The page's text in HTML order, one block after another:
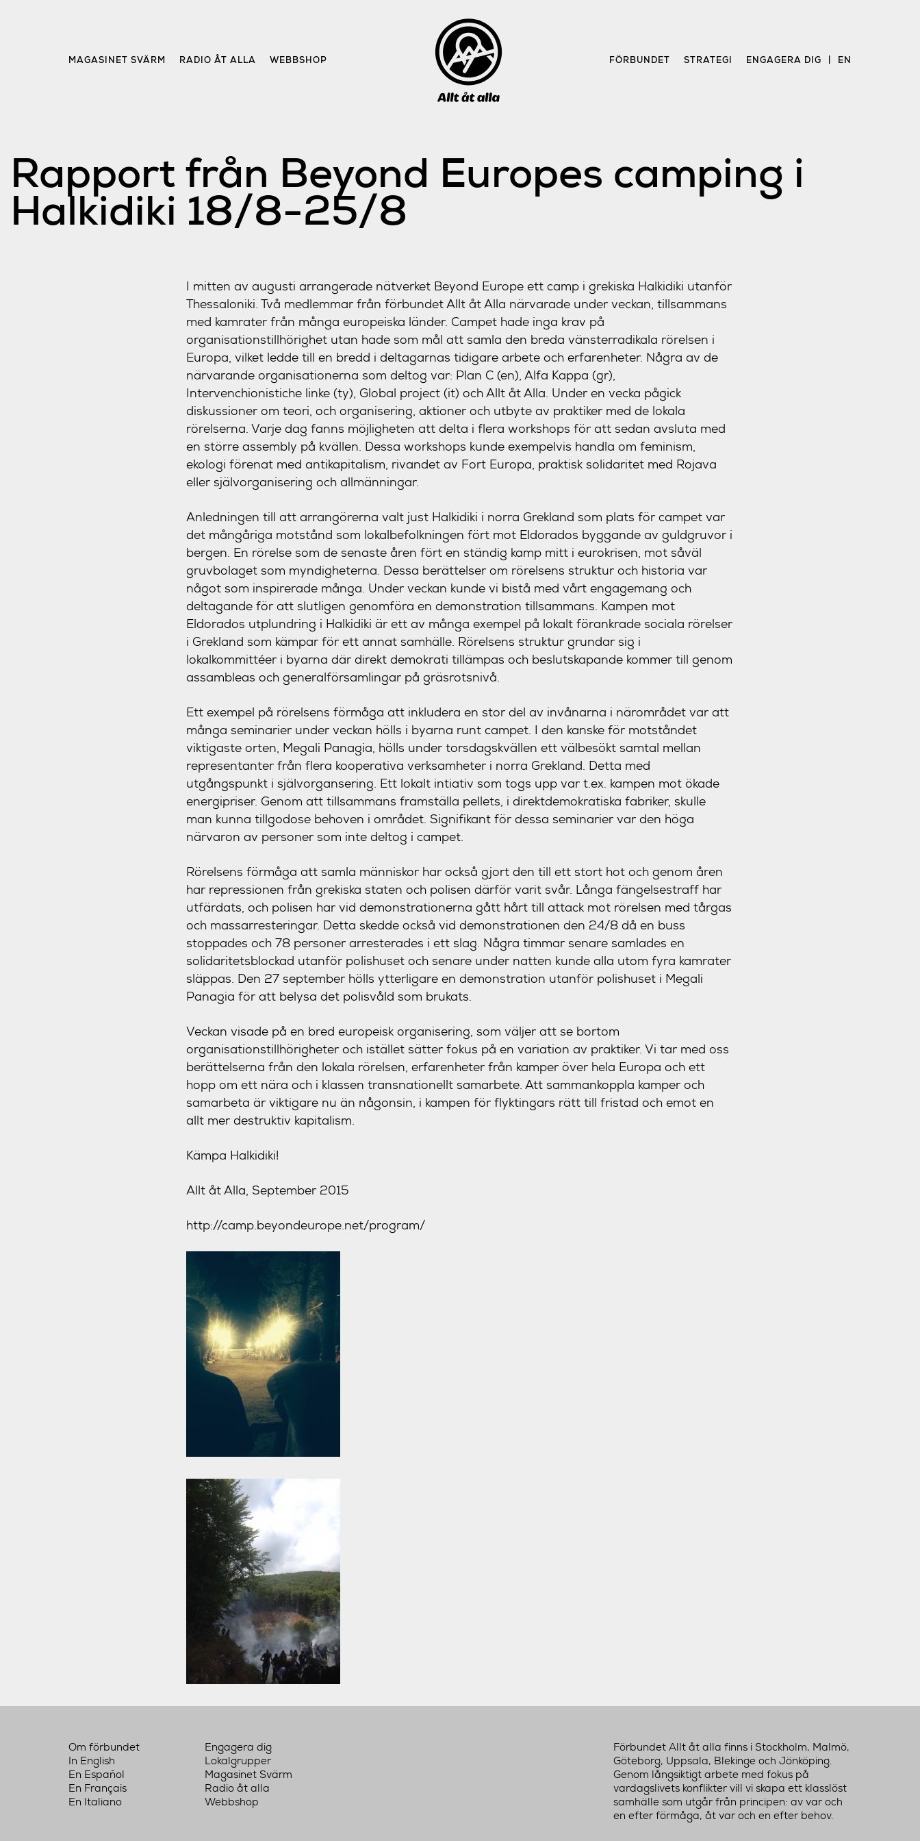
MAGASINET SVÄRM RADIO ÅT ALLA WEBBSHOP FÖRBUNDET STRATEGI ENGAGERA DIG EN
Rapport från Beyond Europes camping i
Halkidiki 18/8-25/8
I mitten av augusti arrangerade nätverket Beyond Europe ett camp i grekiska Halkidiki utanför
Thessaloniki. Två medlemmar från förbundet Allt åt Alla närvarade under veckan, tillsammans
med kamrater från många europeiska länder. Campet hade inga krav på
organisationstillhörighet utan hade som mål att samla den breda vänsterradikala rörelsen i
Europa, vilket ledde till en bredd i deltagarnas tidigare arbete och erfarenheter. Några av de
närvarande organisationerna som deltog var: Plan C (en), Alfa Kappa (gr),
Intervenchionistiche linke (ty), Global project (it) och Allt åt Alla. Under en vecka pågick
diskussioner om teori, och organisering, aktioner och utbyte av praktiker med de lokala
rörelserna. Varje dag fanns möjligheten att delta i flera workshops för att sedan avsluta med
en större assembly på kvällen. Dessa workshops kunde exempelvis handla om feminism,
ekologi förenat med antikapitalism, rivandet av Fort Europa, praktisk solidaritet med Rojava
eller självorganisering och allmänningar.
Anledningen till att arrangörerna valt just Halkidiki i norra Grekland som plats för campet var
det mångåriga motstånd som lokalbefolkningen fört mot Eldorados byggande av guldgruvor i
bergen. En rörelse som de senaste åren fört en ständig kamp mitt i eurokrisen, mot såväl
gruvbolaget som myndigheterna. Dessa berättelser om rörelsens struktur och historia var
något som inspirerade många. Under veckan kunde vi bistå med vårt engagemang och
deltagande för att slutligen genomföra en demonstration tillsammans. Kampen mot
Eldorados utplundring i Halkidiki är ett av många exempel på lokalt förankrade sociala rörelser
i Grekland som kämpar för ett annat samhälle. Rörelsens struktur grundar sig i
lokalkommittéer i byarna där direkt demokrati tillämpas och beslutskapande kommer till genom
assambleas och generalförsamlingar på gräsrotsnivå.
Ett exempel på rörelsens förmåga att inkludera en stor del av invånarna i närområdet var att
många seminarier under veckan hölls i byarna runt campet. I den kanske för motståndet
viktigaste orten, Megali Panagia, hölls under torsdagskvällen ett välbesökt samtal mellan
representanter från flera kooperativa verksamheter i norra Grekland. Detta med
utgångspunkt i självorgansering. Ett lokalt intiativ som togs upp var t.ex. kampen mot ökade
energipriser. Genom att tillsammans framställa pellets, i direktdemokratiska fabriker, skulle
man kunna tillgodose behoven i området. Signifikant för dessa seminarier var den höga
närvaron av personer som inte deltog i campet.
Rörelsens förmåga att samla människor har också gjort den till ett stort hot och genom åren
har repressionen från grekiska staten och polisen därför varit svår. Långa fängelsestraff har
utfärdats, och polisen har vid demonstrationerna gått hårt till attack mot rörelsen med tårgas
och massarresteringar. Detta skedde också vid demonstrationen den 24/8 då en buss
stoppades och 78 personer arresterades i ett slag. Några timmar senare samlades en
solidaritetsblockad utanför polishuset och senare under natten kunde alla utom fyra kamrater
släppas. Den 27 september hölls ytterligare en demonstration utanför polishuset i Megali
Panagia för att belysa det polisvåld som brukats.
Veckan visade på en bred europeisk organisering, som väljer att se bortom
organisationstillhörigheter och istället sätter fokus på en variation av praktiker. Vi tar med oss
berättelserna från den lokala rörelsen, erfarenheter från kamper över hela Europa och ett
hopp om ett nära och i klassen transnationellt samarbete. Att sammankoppla kamper och
samarbeta är viktigare nu än någonsin, i kampen för flyktingars rätt till fristad och emot en
allt mer destruktiv kapitalism.
Kämpa Halkidiki!
Allt åt Alla, September 2015
http://camp.beyondeurope.net/program/
Om förbundet
In English
En Español
En Français
En Italiano
Engagera dig
Lokalgrupper
Magasinet Svärm
Radio åt alla
Webbshop
Förbundet Allt åt alla finns i Stockholm, Malmö,
Göteborg, Uppsala, Blekinge och Jönköping.
Genom långsiktigt arbete med fokus på
vardagslivets konflikter vill vi skapa ett klasslöst
samhälle som utgår från principen: av var och
en efter förmåga, åt var och en efter behov.